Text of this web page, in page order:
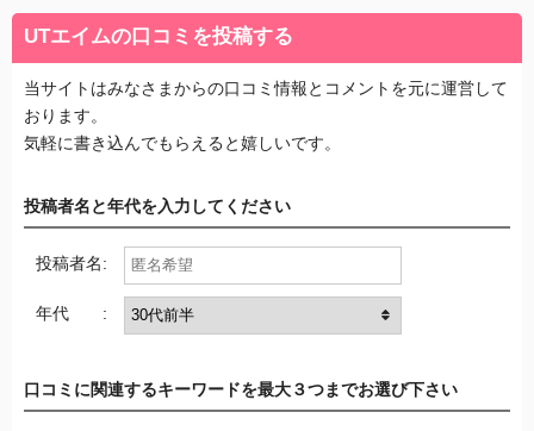
UTエイムの口コミを投稿する
当サイトはみなさまからの口コミ情報とコメントを元に運営して
おります。
気軽に書き込んでもらえると嬉しいです。
投稿者名と年代を入力してください
投稿者名:
年代 :
口コミに関連するキーワードを最大３つまでお選び下さい